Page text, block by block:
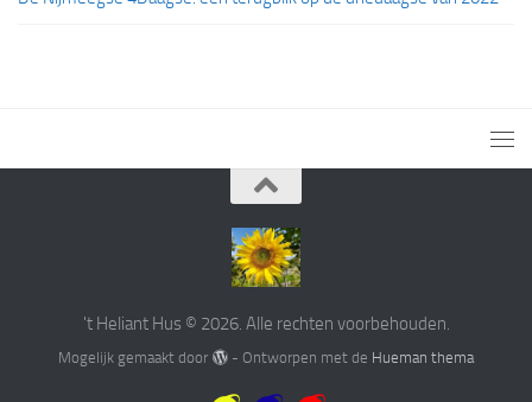
't Heliant Hus © 2026. Alle rechten voorbehouden.
Mogelijk gemaakt door - Ontworpen met de Hueman thema